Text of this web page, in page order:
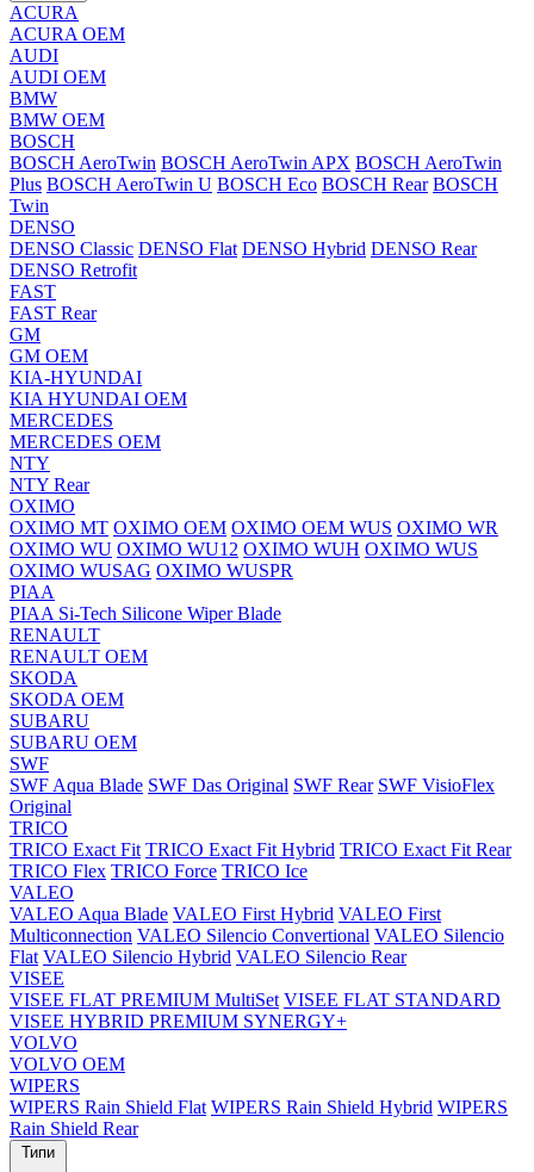
ACURA
ACURA OEM
AUDI
AUDI OEM
BMW
BMW OEM
BOSCH
BOSCH AeroTwin BOSCH AeroTwin APX BOSCH AeroTwin
Plus BOSCH AeroTwin U BOSCH Eco BOSCH Rear BOSCH
Twin
DENSO
DENSO Classic DENSO Flat DENSO Hybrid DENSO Rear
DENSO Retrofit
FAST
FAST Rear
GM
GM OEM
KIA-HYUNDAI
KIA HYUNDAI OEM
MERCEDES
MERCEDES OEM
NTY
NTY Rear
OXIMO
OXIMO MT OXIMO OEM OXIMO OEM WUS OXIMO WR
OXIMO WU OXIMO WU12 OXIMO WUH OXIMO WUS
OXIMO WUSAG OXIMO WUSPR
PIAA
PIAA Si-Tech Silicone Wiper Blade
RENAULT
RENAULT OEM
SKODA
SKODA OEM
SUBARU
SUBARU OEM
SWF
SWF Aqua Blade SWF Das Original SWF Rear SWF VisioFlex
Original
TRICO
TRICO Exact Fit TRICO Exact Fit Hybrid TRICO Exact Fit Rear
TRICO Flex TRICO Force TRICO Ice
VALEO
VALEO Aqua Blade VALEO First Hybrid VALEO First
Multiconnection VALEO Silencio Convertional VALEO Silencio
Flat VALEO Silencio Hybrid VALEO Silencio Rear
VISEE
VISEE FLAT PREMIUM MultiSet VISEE FLAT STANDARD
VISEE HYBRID PREMIUM SYNERGY+
VOLVO
VOLVO OEM
WIPERS
WIPERS Rain Shield Flat WIPERS Rain Shield Hybrid WIPERS
Rain Shield Rear
Типи